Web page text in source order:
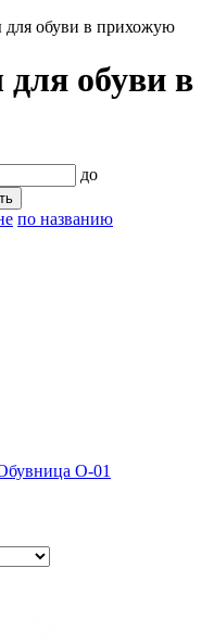
для обуви в прихожую
обуви в
до
по названию
О-01